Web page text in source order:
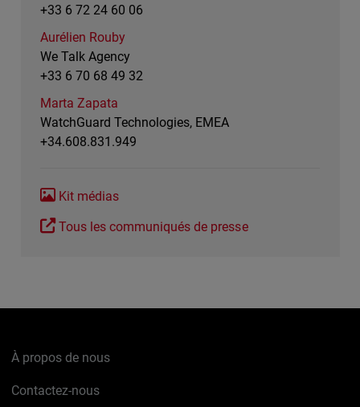
+33 6 72 24 60 06
Aurélien Rouby
We Talk Agency
+33 6 70 68 49 32
Marta Zapata
WatchGuard Technologies, EMEA
+34.608.831.949
Kit médias
Tous les communiqués de presse
À propos de nous
Contactez-nous